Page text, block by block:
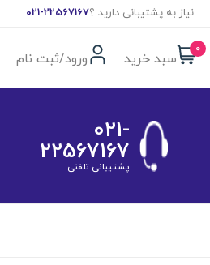
نیاز به پشتیبانی دارید ؟021-22567167
0
سبد خرید ورود/ثبت نام
021-
22567167
پشتیبانی تلفنی